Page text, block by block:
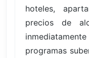
hoteles,
precios de
programas